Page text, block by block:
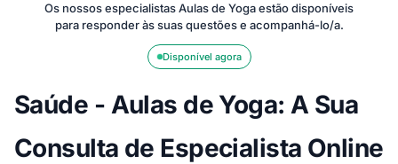
Os nossos especialistas Aulas de Yoga estão disponíveis
para responder às suas questões e acompanhá-lo/a.
Disponível agora
Saúde - Aulas de Yoga: A Sua
Consulta de Especialista Online